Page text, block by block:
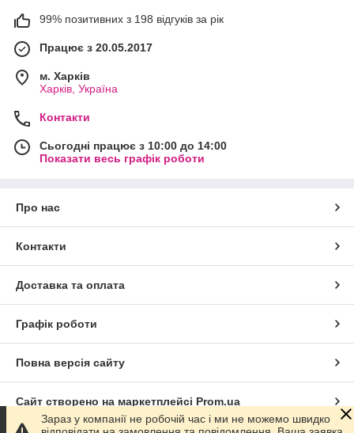
99% позитивних з 198 відгуків за рік
Працює з 20.05.2017
м. Харків
Харків, Україна
Контакти
Сьогодні працює з 10:00 до 14:00
Показати весь графік роботи
Про нас
Контакти
Доставка та оплата
Графік роботи
Повна версія сайту
Сайт створено на маркетплейсі Prom.ua
Зараз у компанії не робочій час і ми не можемо швидко